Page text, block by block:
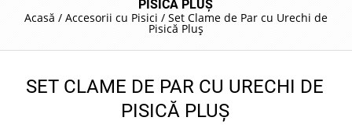
PISICĂ PLUȘ
Acasă / Accesorii cu Pisici / Set Clame de Par cu Urechi de
Pisică Pluș
SET CLAME DE PAR CU URECHI DE
PISICĂ PLUȘ